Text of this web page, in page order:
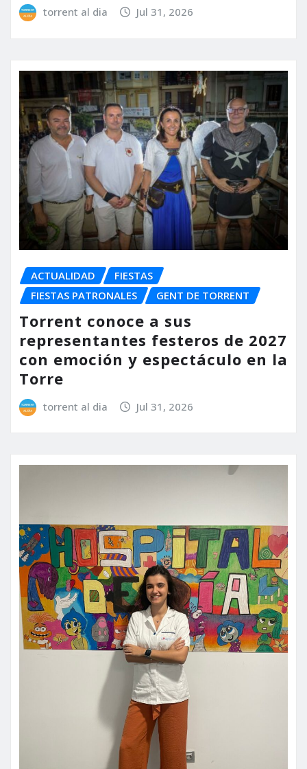
torrent al dia Jul 31, 2026
ACTUALIDAD
FIESTAS
FIESTAS PATRONALES
GENT DE TORRENT
Torrent conoce a sus
representantes festeros de 2027
con emoción y espectáculo en la
Torre
torrent al dia Jul 31, 2026